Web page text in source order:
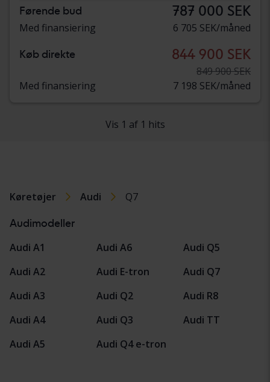
Førende bud 787 000 SEK
Med finansiering 6 705 SEK/måned
Køb direkte 844 900 SEK
849 900 SEK
Med finansiering
7 198 SEK/måned
Vis 1 af 1 hits
Køretøjer Audi Q7
Audimodeller
Audi A1
Audi A2
Audi A3
Audi A4
Audi A5
Audi A6
Audi E-tron
Audi Q2
Audi Q3
Audi Q4 e-tron
Audi Q5
Audi Q7
Audi R8
Audi TT